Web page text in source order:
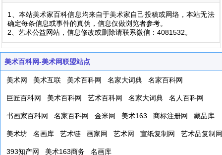
1、本站美术家百科信息均来自于美术家自己投稿或网络，本站无法
确定每条信息或事件的真伪，信息仅做浏览者参考。
2、艺术公益网站，信息修改或删除请联系微信：4081532。
美术百科网-美术网联盟站点
美术网 美术互联 美术百科网 名家大词典 名家百科网
巨匠百科网 美术百科网 艺术百科网 名家大词典 名人百科网
书画家百科网 名家百科网 金米网 美术163 商标注册网 藏品库
美术坊 名画库 艺术链 画家网 艺术网 宣纸复制网 艺术品复制网
393知产网 美术163商务 名画库